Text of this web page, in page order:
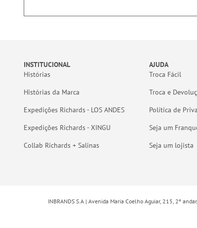
INSTITUCIONAL
Histórias
Histórias da Marca
Expedições Richards - LOS ANDES
Expedições Richards - XINGU
Collab Richards + Salinas
AJUDA
Troca Fácil
Troca e
Política de
Seja um
Seja um lojista
INBRANDS S.A | Avenida Maria Coelho Aguiar, 215, 2º